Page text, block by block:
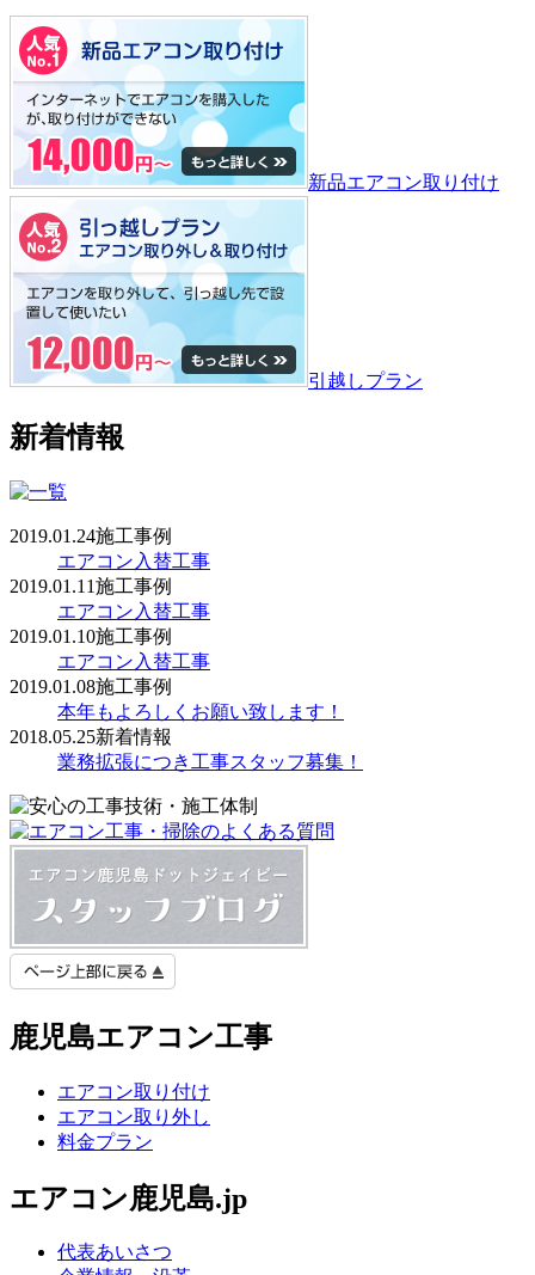
新品エアコン取り付け
引越しプラン
新着情報
2019.01.24施工事例
エアコン入替工事
2019.01.11施工事例
エアコン入替工事
2019.01.10施工事例
エアコン入替工事
2019.01.08施工事例
本年もよろしくお願い致します！
2018.05.25新着情報
業務拡張につき工事スタッフ募集！
鹿児島エアコン工事
エアコン取り付け
エアコン取り外し
料金プラン
エアコン鹿児島.jp
代表あいさつ